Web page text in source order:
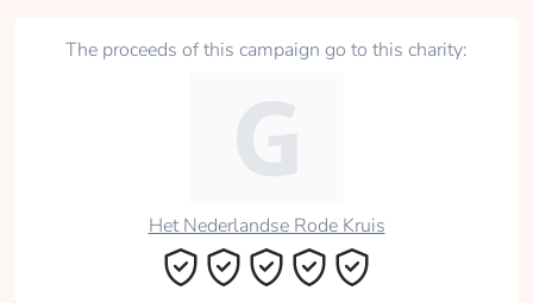
The proceeds of this campaign go to this charity:
Het Nederlandse Rode Kruis
collected